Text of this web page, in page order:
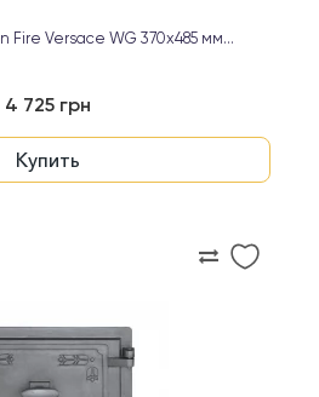
Fire Versace WG 370х485 мм...
4 725 грн
Купить